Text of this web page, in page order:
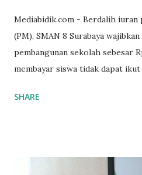
Mediabidik.com - Berdalih iuran
(PM), SMAN 8 Surabaya
pembangunan sekolah sebesar
membayar siswa tidak dapat
SMAN 8 Jalan Iskandar Muda
Mujib menambahkan, akhirnya
SHARE